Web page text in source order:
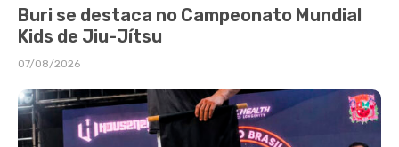
Buri se destaca no Campeonato Mundial
Kids de Jiu-Jítsu
07/08/2026